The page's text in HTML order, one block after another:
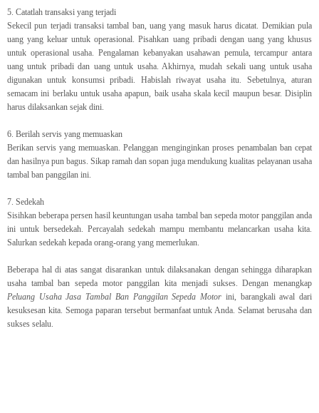
5. Catatlah transaksi yang terjadi
Sekecil pun terjadi transaksi tambal ban, uang yang masuk harus dicatat. Demikian pula
uang yang keluar untuk operasional. Pisahkan uang pribadi dengan uang yang khusus
untuk operasional usaha. Pengalaman kebanyakan usahawan pemula, tercampur antara
uang untuk pribadi dan uang untuk usaha. Akhirnya, mudah sekali uang untuk usaha
digunakan untuk konsumsi pribadi. Habislah riwayat usaha itu. Sebetulnya, aturan
semacam ini berlaku untuk usaha apapun, baik usaha skala kecil maupun besar. Disiplin
harus dilaksankan sejak dini.
6. Berilah servis yang memuaskan
Berikan servis yang memuaskan. Pelanggan menginginkan proses penambalan ban cepat
dan hasilnya pun bagus. Sikap ramah dan sopan juga mendukung kualitas pelayanan usaha
tambal ban panggilan ini.
7. Sedekah
Sisihkan beberapa persen hasil keuntungan usaha tambal ban sepeda motor panggilan anda
ini untuk bersedekah. Percayalah sedekah mampu membantu melancarkan usaha kita.
Salurkan sedekah kepada orang-orang yang memerlukan.
Beberapa hal di atas sangat disarankan untuk dilaksanakan dengan sehingga diharapkan
usaha tambal ban sepeda motor panggilan kita menjadi sukses. Dengan menangkap
Peluang Usaha Jasa Tambal Ban Panggilan Sepeda Motor ini, barangkali awal dari
kesuksesan kita. Semoga paparan tersebut bermanfaat untuk Anda. Selamat berusaha dan
sukses selalu.